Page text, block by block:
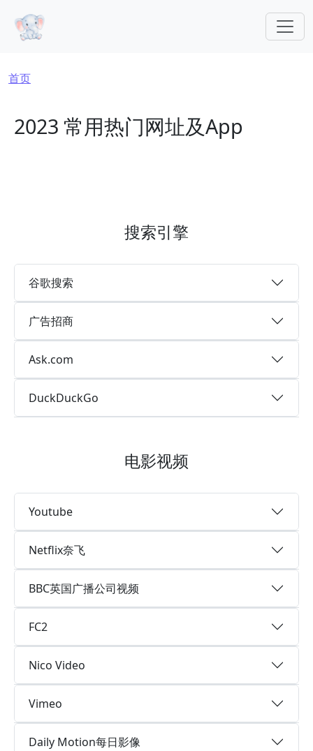
面包屑
首页
2023 常用热门网址及App
搜索引擎
谷歌搜索
广告招商
Ask.com
DuckDuckGo
电影视频
Youtube
Netflix奈飞
BBC英国广播公司视频
FC2
Nico Video
Vimeo
Daily Motion每日影像